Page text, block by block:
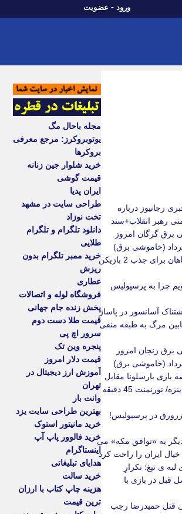
ورود - عضویت
رجانیوز درباره
رهبر انقلاب+سند
برق گرگان امروز
پیشنهاد سپاهان برای جذب 2 بازیکن
چرا به پرسپولیس
آسانسور در پاساژ
مرگ به طبقه منفی
برق زنجان امروز
بازی بارسلونا مقابل
ناتینگام و اودینزه/ تورنمنت 45 دقیقه
زرورق در پرسپولیس!
به «توافق مکه» می
خیال ایران را راحت کرد
لبه ی تیغ؛ تکرارِ
قبل در بازی با
قتل حمیدرضا رجب
مجله باحال مگ
یوتوبروکرز: مرجع معرفی
بروکرها
خرید شلوار جین زنانه
قیمت گوشی
ایران پدیا
طراحی سایت در مشهد
تخت نوزاد
دانلود تلگرام و تلگرام
طلایی
خرید ممبر تلگرام بدون
ریزش
عطاری
فروشگاه لوله و اتصالات
پخش زنده جام جهانی
قیمت طلا دست دوم
سرور اچ پی
پنجره وین تک
قیمت دلار امروز
آموزش ارز دیجیتال در
تهران
وانت بار
بهترین طراحی سایت یزد
خرید مانیتور استوک
خرید فالوور پاپ آپ
اینستاگرام
هدایای تبلیغاتی
خرید سالت
هزینه چاپ کتاب با ارزان
ترین قیمت